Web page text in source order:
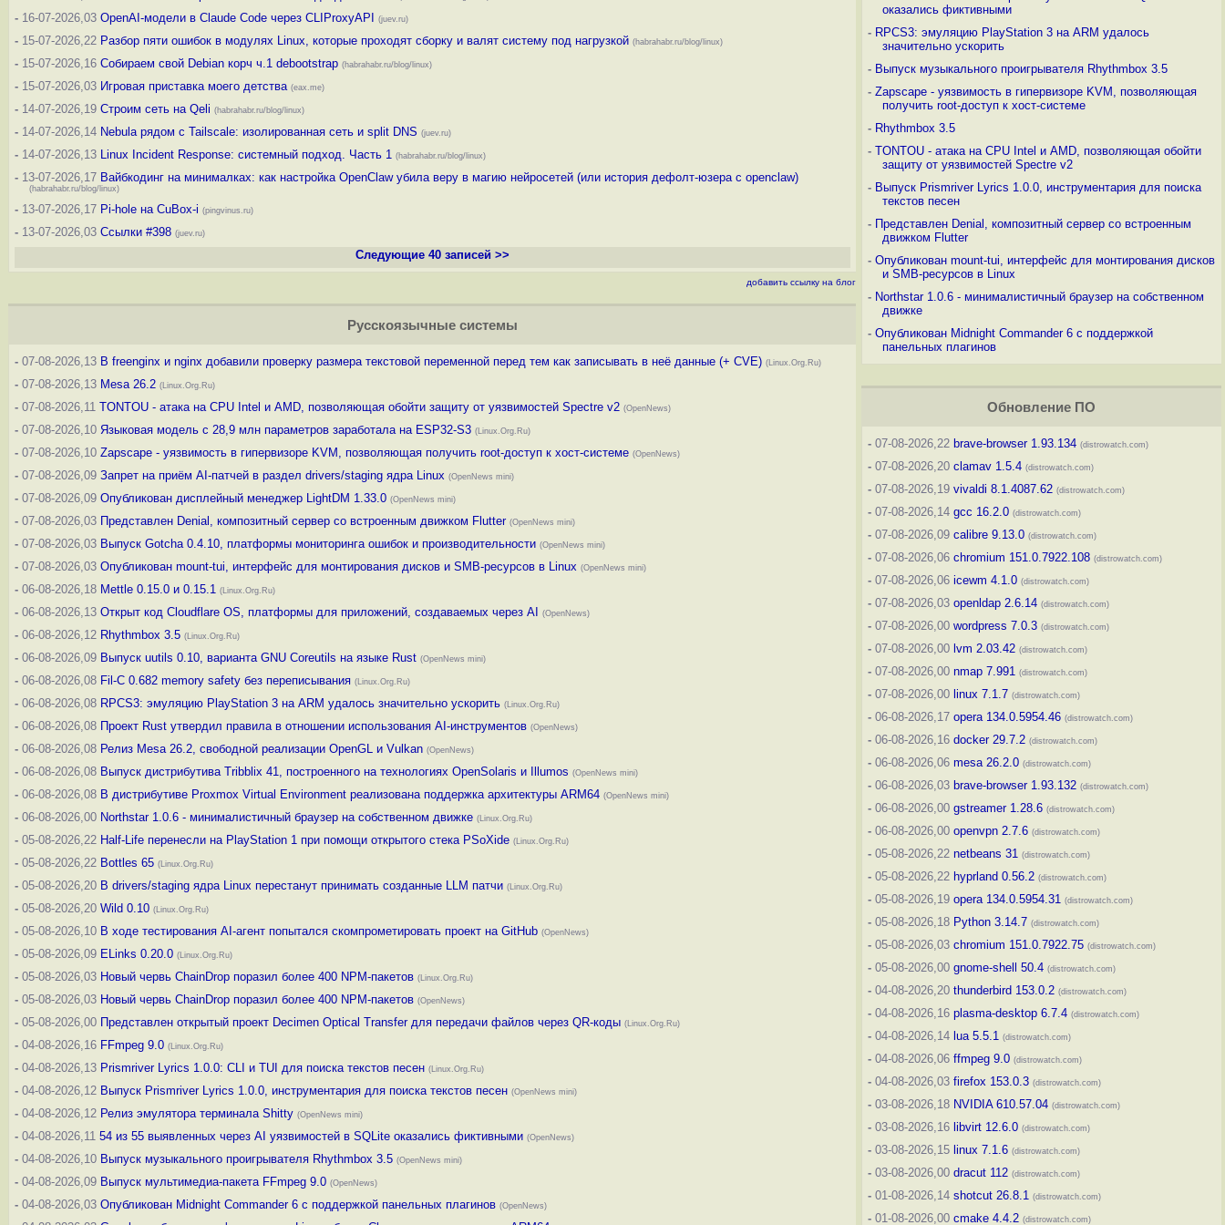
- 16-07-2026,03 OpenAI-модели в Claude Code через CLIProxyAPI (juev.ru)
- 15-07-2026,22 Разбор пяти ошибок в модулях Linux, которые проходят сборку и валят систему под нагрузкой (habrahabr.ru/blog/linux)
- 15-07-2026,16 Собираем свой Debian корч ч.1 debootstrap (habrahabr.ru/blog/linux)
- 15-07-2026,03 Игровая приставка моего детства (eax.me)
- 14-07-2026,19 Строим сеть на Qeli (habrahabr.ru/blog/linux)
- 14-07-2026,14 Nebula рядом с Tailscale: изолированная сеть и split DNS (juev.ru)
- 14-07-2026,13 Linux Incident Response: системный подход. Часть 1 (habrahabr.ru/blog/linux)
- 13-07-2026,17 Вайбкодинг на минималках: как настройка OpenClaw убила веру в магию нейросетей (или история дефолт-юзера с openclaw)
(habrahabr.ru/blog/linux)
- 13-07-2026,17 Pi-hole на CuBox-i (pingvinus.ru)
- 13-07-2026,03 Ссылки #398 (juev.ru)
Следующие 40 записей >>
добавить ссылку на блог
Русскоязычные системы
- 07-08-2026,13 В freenginx и nginx добавили проверку размера текстовой переменной перед тем как записывать в неё данные (+ CVE) (Linux.Org.Ru)
- 07-08-2026,13 Mesa 26.2 (Linux.Org.Ru)
- 07-08-2026,11 TONTOU - атака на CPU Intel и AMD, позволяющая обойти защиту от уязвимостей Spectre v2 (OpenNews)
- 07-08-2026,10 Языковая модель с 28,9 млн параметров заработала на ESP32-S3 (Linux.Org.Ru)
- 07-08-2026,10 Zapscape - уязвимость в гипервизоре KVM, позволяющая получить root-доступ к хост-системе (OpenNews)
- 07-08-2026,09 Запрет на приём AI-патчей в раздел drivers/staging ядра Linux (OpenNews mini)
- 07-08-2026,09 Опубликован дисплейный менеджер LightDM 1.33.0 (OpenNews mini)
- 07-08-2026,03 Представлен Denial, композитный сервер со встроенным движком Flutter (OpenNews mini)
- 07-08-2026,03 Выпуск Gotcha 0.4.10, платформы мониторинга ошибок и производительности (OpenNews mini)
- 07-08-2026,03 Опубликован mount-tui, интерфейс для монтирования дисков и SMB-ресурсов в Linux (OpenNews mini)
- 06-08-2026,18 Mettle 0.15.0 и 0.15.1 (Linux.Org.Ru)
- 06-08-2026,13 Открыт код Cloudflare OS, платформы для приложений, создаваемых через AI (OpenNews)
- 06-08-2026,12 Rhythmbox 3.5 (Linux.Org.Ru)
- 06-08-2026,09 Выпуск uutils 0.10, варианта GNU Coreutils на языке Rust (OpenNews mini)
- 06-08-2026,08 Fil-C 0.682 memory safety без переписывания (Linux.Org.Ru)
- 06-08-2026,08 RPCS3: эмуляцию PlayStation 3 на ARM удалось значительно ускорить (Linux.Org.Ru)
- 06-08-2026,08 Проект Rust утвердил правила в отношении использования AI-инструментов (OpenNews)
- 06-08-2026,08 Релиз Mesa 26.2, свободной реализации OpenGL и Vulkan (OpenNews)
- 06-08-2026,08 Выпуск дистрибутива Tribblix 41, построенного на технологиях OpenSolaris и Illumos (OpenNews mini)
- 06-08-2026,08 В дистрибутиве Proxmox Virtual Environment реализована поддержка архитектуры ARM64 (OpenNews mini)
- 06-08-2026,00 Northstar 1.0.6 - минималистичный браузер на собственном движке (Linux.Org.Ru)
- 05-08-2026,22 Half-Life перенесли на PlayStation 1 при помощи открытого стека PSoXide (Linux.Org.Ru)
- 05-08-2026,22 Bottles 65 (Linux.Org.Ru)
- 05-08-2026,20 В drivers/staging ядра Linux перестанут принимать созданные LLM патчи (Linux.Org.Ru)
- 05-08-2026,20 Wild 0.10 (Linux.Org.Ru)
- 05-08-2026,10 В ходе тестирования AI-агент попытался скомпрометировать проект на GitHub (OpenNews)
- 05-08-2026,09 ELinks 0.20.0 (Linux.Org.Ru)
- 05-08-2026,03 Новый червь ChainDrop поразил более 400 NPM-пакетов (Linux.Org.Ru)
- 05-08-2026,03 Новый червь ChainDrop поразил более 400 NPM-пакетов (OpenNews)
- 05-08-2026,00 Представлен открытый проект Decimen Optical Transfer для передачи файлов через QR-коды (Linux.Org.Ru)
- 04-08-2026,16 FFmpeg 9.0 (Linux.Org.Ru)
- 04-08-2026,13 Prismriver Lyrics 1.0.0: CLI и TUI для поиска текстов песен (Linux.Org.Ru)
- 04-08-2026,12 Выпуск Prismriver Lyrics 1.0.0, инструментария для поиска текстов песен (OpenNews mini)
- 04-08-2026,12 Релиз эмулятора терминала Shitty (OpenNews mini)
- 04-08-2026,11 54 из 55 выявленных через AI уязвимостей в SQLite оказались фиктивными (OpenNews)
- 04-08-2026,10 Выпуск музыкального проигрывателя Rhythmbox 3.5 (OpenNews mini)
- 04-08-2026,09 Выпуск мультимедиа-пакета FFmpeg 9.0 (OpenNews)
- 04-08-2026,03 Опубликован Midnight Commander 6 c поддержкой панельных плагинов (OpenNews)
оказались фиктивными
- RPCS3: эмуляцию PlayStation 3 на ARM удалось
значительно ускорить
- Выпуск музыкального проигрывателя Rhythmbox 3.5
- Zapscape - уязвимость в гипервизоре KVM, позволяющая
получить root-доступ к хост-системе
- Rhythmbox 3.5
- TONTOU - атака на CPU Intel и AMD, позволяющая обойти
защиту от уязвимостей Spectre v2
- Выпуск Prismriver Lyrics 1.0.0, инструментария для поиска
текстов песен
- Представлен Denial, композитный сервер со встроенным
движком Flutter
- Опубликован mount-tui, интерфейс для монтирования дисков
и SMB-ресурсов в Linux
- Northstar 1.0.6 - минималистичный браузер на собственном
движке
- Опубликован Midnight Commander 6 c поддержкой
панельных плагинов
Обновление ПО
- 07-08-2026,22 brave-browser 1.93.134 (distrowatch.com)
- 07-08-2026,20 clamav 1.5.4 (distrowatch.com)
- 07-08-2026,19 vivaldi 8.1.4087.62 (distrowatch.com)
- 07-08-2026,14 gcc 16.2.0 (distrowatch.com)
- 07-08-2026,09 calibre 9.13.0 (distrowatch.com)
- 07-08-2026,06 chromium 151.0.7922.108 (distrowatch.com)
- 07-08-2026,06 icewm 4.1.0 (distrowatch.com)
- 07-08-2026,03 openldap 2.6.14 (distrowatch.com)
- 07-08-2026,00 wordpress 7.0.3 (distrowatch.com)
- 07-08-2026,00 lvm 2.03.42 (distrowatch.com)
- 07-08-2026,00 nmap 7.991 (distrowatch.com)
- 07-08-2026,00 linux 7.1.7 (distrowatch.com)
- 06-08-2026,17 opera 134.0.5954.46 (distrowatch.com)
- 06-08-2026,16 docker 29.7.2 (distrowatch.com)
- 06-08-2026,06 mesa 26.2.0 (distrowatch.com)
- 06-08-2026,03 brave-browser 1.93.132 (distrowatch.com)
- 06-08-2026,00 gstreamer 1.28.6 (distrowatch.com)
- 06-08-2026,00 openvpn 2.7.6 (distrowatch.com)
- 05-08-2026,22 netbeans 31 (distrowatch.com)
- 05-08-2026,22 hyprland 0.56.2 (distrowatch.com)
- 05-08-2026,19 opera 134.0.5954.31 (distrowatch.com)
- 05-08-2026,18 Python 3.14.7 (distrowatch.com)
- 05-08-2026,03 chromium 151.0.7922.75 (distrowatch.com)
- 05-08-2026,00 gnome-shell 50.4 (distrowatch.com)
- 04-08-2026,20 thunderbird 153.0.2 (distrowatch.com)
- 04-08-2026,16 plasma-desktop 6.7.4 (distrowatch.com)
- 04-08-2026,14 lua 5.5.1 (distrowatch.com)
- 04-08-2026,06 ffmpeg 9.0 (distrowatch.com)
- 04-08-2026,03 firefox 153.0.3 (distrowatch.com)
- 03-08-2026,18 NVIDIA 610.57.04 (distrowatch.com)
- 03-08-2026,16 libvirt 12.6.0 (distrowatch.com)
- 03-08-2026,15 linux 7.1.6 (distrowatch.com)
- 03-08-2026,00 dracut 112 (distrowatch.com)
- 01-08-2026,14 shotcut 26.8.1 (distrowatch.com)
- 01-08-2026,00 cmake 4.4.2 (distrowatch.com)